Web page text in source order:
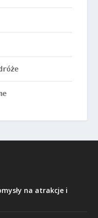
na atrakcje i